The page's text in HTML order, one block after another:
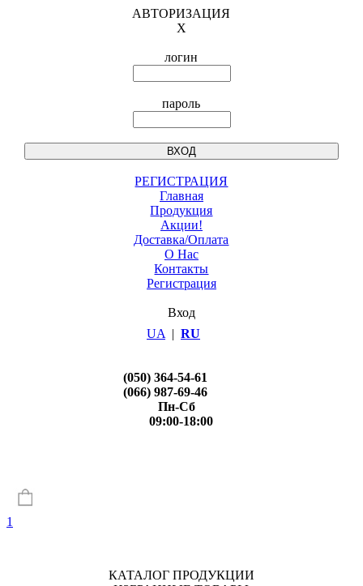
АВТОРИЗАЦИЯ
X
логин
пароль
РЕГИСТРАЦИЯ
Главная
Продукция
Акции!
Доставка/Оплата
О Нас
Контакты
Регистрация
Вход
UA | RU
(050) 364-54-61
(066) 987-69-46
Пн-Сб
09:00-18:00
1
КАТАЛОГ ПРОДУКЦИИ